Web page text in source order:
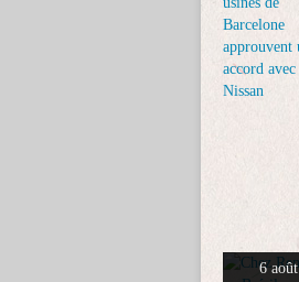
6 août